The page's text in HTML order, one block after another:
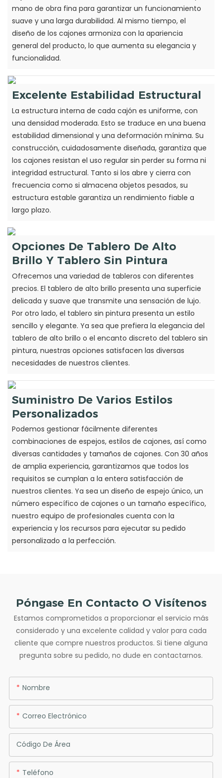
mano de obra fina para garantizar un funcionamiento
suave y una larga durabilidad. Al mismo tiempo, el
diseño de los cajones armoniza con la apariencia
general del producto, lo que aumenta su elegancia y
funcionalidad.
Excelente Estabilidad Estructural
La estructura interna de cada cajón es uniforme, con
una densidad moderada. Esto se traduce en una buena
estabilidad dimensional y una deformación mínima. Su
construcción, cuidadosamente diseñada, garantiza que
los cajones resistan el uso regular sin perder su forma ni
integridad estructural. Tanto si los abre y cierra con
frecuencia como si almacena objetos pesados, su
estructura estable garantiza un rendimiento fiable a
largo plazo.
Opciones De Tablero De Alto
Brillo Y Tablero Sin Pintura
Ofrecemos una variedad de tableros con diferentes
precios. El tablero de alto brillo presenta una superficie
delicada y suave que transmite una sensación de lujo.
Por otro lado, el tablero sin pintura presenta un estilo
sencillo y elegante. Ya sea que prefiera la elegancia del
tablero de alto brillo o el encanto discreto del tablero sin
pintura, nuestras opciones satisfacen las diversas
necesidades de nuestros clientes.
Suministro De Varios Estilos
Personalizados
Podemos gestionar fácilmente diferentes
combinaciones de espejos, estilos de cajones, así como
diversas cantidades y tamaños de cajones. Con 30 años
de amplia experiencia, garantizamos que todos los
requisitos se cumplan a la entera satisfacción de
nuestros clientes. Ya sea un diseño de espejo único, un
número específico de cajones o un tamaño específico,
nuestro equipo de profesionales cuenta con la
experiencia y los recursos para ejecutar su pedido
personalizado a la perfección.
Póngase En Contacto O Visítenos
Estamos comprometidos a proporcionar el servicio más
considerado y una excelente calidad y valor para cada
cliente que compre nuestros productos. Si tiene alguna
pregunta sobre su pedido, no dude en contactarnos.
Nombre
Correo Electrónico
Código De Área
Teléfono